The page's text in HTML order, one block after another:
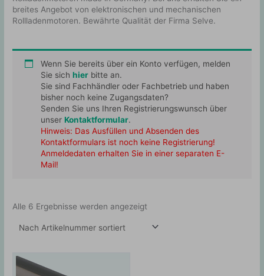
breites Angebot von elektronischen und mechanischen
Rollladenmotoren. Bewährte Qualität der Firma Selve.
Wenn Sie bereits über ein Konto verfügen, melden
Sie sich hierbitte an.
Sie sind Fachhändler oder Fachbetrieb und haben
bisher noch keine Zugangsdaten?
Senden Sie uns Ihren Registrierungswunsch über
unser Kontaktformular.
Hinweis: Das Ausfüllen und Absenden des
Kontaktformulars ist noch keine Registrierung!
Anmeldedaten erhalten Sie in einer separaten E-
Mail!
Alle 6 Ergebnisse werden angezeigt